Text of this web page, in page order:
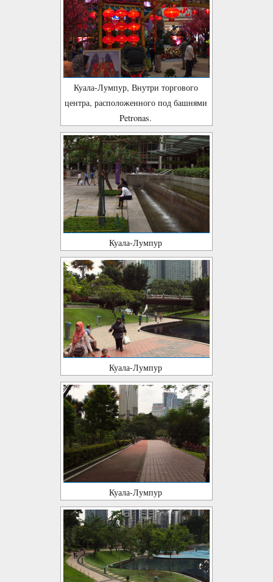
Куала-Лумпур, Внутри торгового
центра, расположенного под башнями
Petronas.
Куала-Лумпур
Куала-Лумпур
Куала-Лумпур